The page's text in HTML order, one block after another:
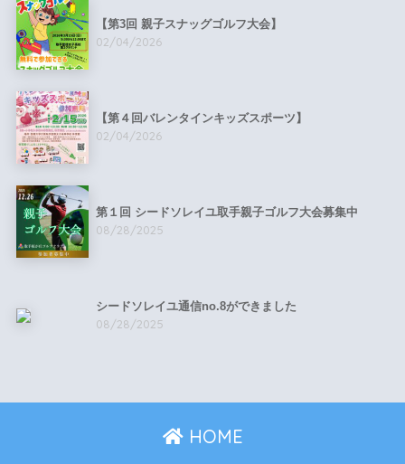
【第3回 親子スナッグゴルフ大会】
02/04/2026
【第４回バレンタインキッズスポーツ】
02/04/2026
第１回 シードソレイユ取手親子ゴルフ大会募集中
08/28/2025
シードソレイユ通信no.8ができました
08/28/2025
HOME